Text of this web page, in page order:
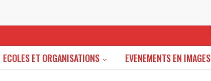
ECOLES ET ORGANISATIONS EVENEMENTS EN IMAGES